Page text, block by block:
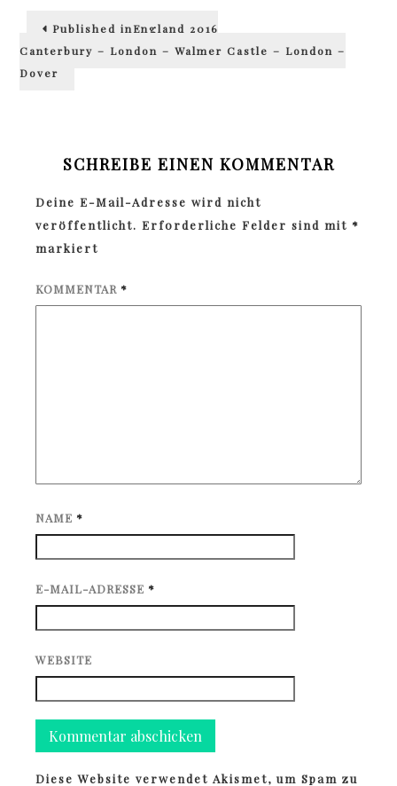
Beitragsnavigation
Published inEngland 2016
Canterbury – London – Walmer Castle – London –
Dover
SCHREIBE EINEN KOMMENTAR
Deine E-Mail-Adresse wird nicht
veröffentlicht. Erforderliche Felder sind mit *
markiert
KOMMENTAR *
NAME *
E-MAIL-ADRESSE *
WEBSITE
Diese Website verwendet Akismet, um Spam zu